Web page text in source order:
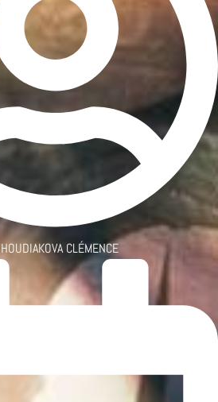
HOUDIAKOVA CLÉMENCE